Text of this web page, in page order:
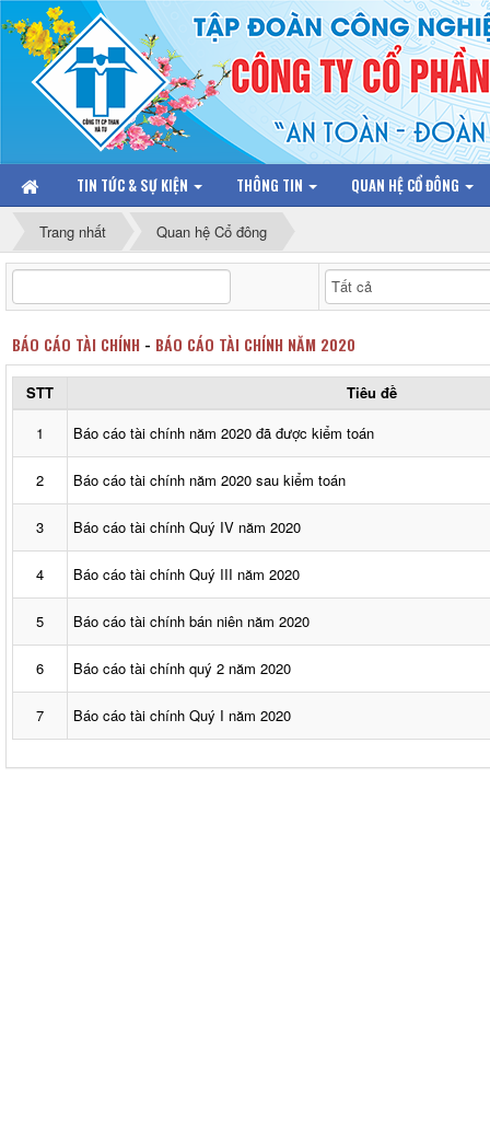
TIN TỨC & SỰ KIỆN THÔNG TIN QUAN HỆ CỔ ĐÔNG
Trang nhất Quan hệ Cổ đông
BÁO CÁO TÀI CHÍNH - BÁO CÁO TÀI CHÍNH NĂM 2020
STT
Tiêu đề
1
Báo cáo tài chính năm 2020 đã được kiểm toán
2 Báo cáo tài chính năm 2020 sau kiểm toán
3 Báo cáo tài chính Quý IV năm 2020
4 Báo cáo tài chính Quý III năm 2020
5 Báo cáo tài chính bán niên năm 2020
6 Báo cáo tài chính quý 2 năm 2020
7 Báo cáo tài chính Quý I năm 2020